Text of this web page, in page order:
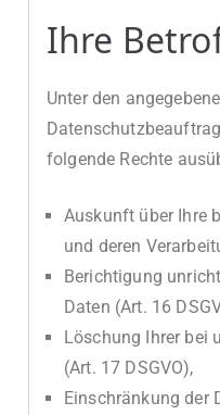
Ihre
Unter den
folgende Rechte
Auskunft über Ihre
und deren
Berichtigung
Daten (Art. 16
Löschung Ihrer bei
(Art. 17 DSGVO),
Einschränkung der